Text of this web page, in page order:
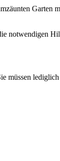
Garten
notwendigen
müssen